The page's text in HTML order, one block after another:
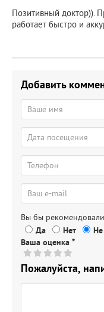
Позитивный доктор)).
работает быстро и
Добавить
Вы бы
Да
Нет
Не
Ваша оценка *
Пожалуйста,